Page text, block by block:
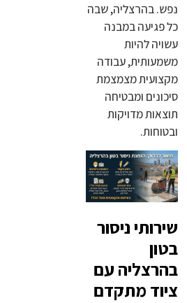
נפש. בהרצליה, שבה
כל פגיעה במבנה
עשויה להיות
משמעותית, עבודה
מקצועית מצמצמת
סיכונים ומבטיחה
תוצאות מדויקות
ובטוחות.
שירותי ניסור
בטון
בהרצליה עם
ציוד מתקדם